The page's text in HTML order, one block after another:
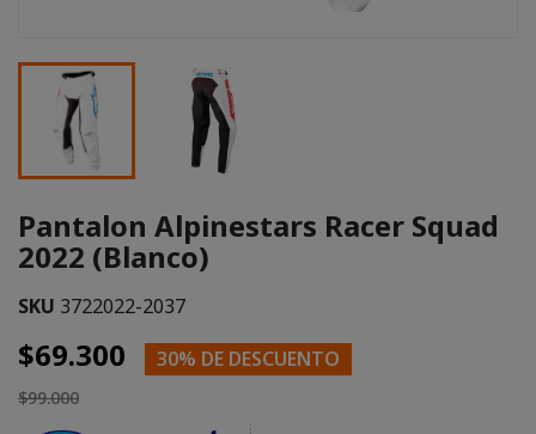
Pantalon Alpinestars Racer Squad
2022 (Blanco)
SKU 3722022-2037
$69.300 30% DE DESCUENTO
$99.000